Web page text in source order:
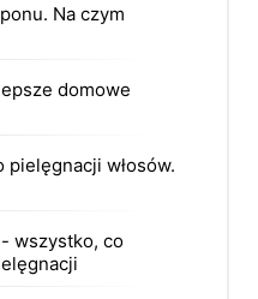
Na czym
domowe
włosów.
wszystko, co